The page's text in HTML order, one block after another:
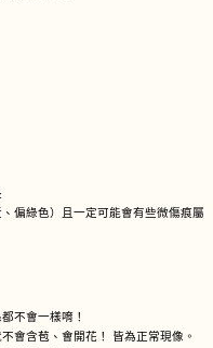
、偏綠色）且一定可能會有些微傷痕屬
不會一樣唷！
會含苞、會開花！ 皆為正常現像。